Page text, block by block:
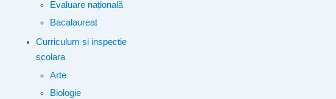
Evaluare națională
Bacalaureat
Curriculum si inspectie
scolara
Arte
Biologie